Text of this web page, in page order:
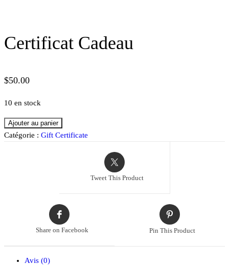
Certificat Cadeau
$50.00
10 en stock
quantité
de
Ajouter au panier
Catégorie : Gift Certificate
Tweet This Product
Share on Facebook Pin This Product
Avis (0)